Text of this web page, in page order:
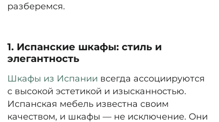
разберемся.
1. Испанские шкафы: стиль и
элегантность
Шкафы из Испании всегда ассоциируются
с высокой эстетикой и изысканностью.
Испанская мебель известна своим
качеством, и шкафы — не исключение. Они